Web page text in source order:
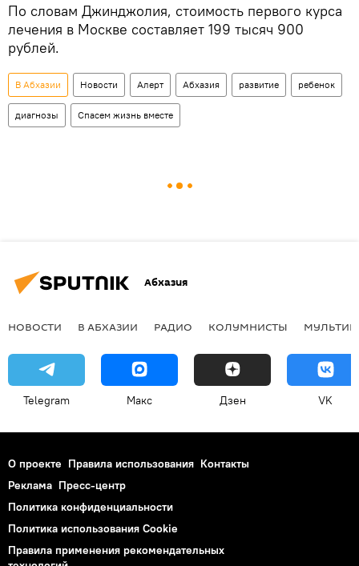
По словам Джинджолия, стоимость первого курса
лечения в Москве составляет 199 тысяч 900
рублей.
В Абхазии Новости Aлерт Абхазия развитие ребенок
диагнозы Спасем жизнь вместе
Абхазия
НОВОСТИ В АБХАЗИИ РАДИО КОЛУМНИСТЫ
Telegram Макс Дзен VK
О проекте Правила использования Контакты
Реклама Пресс-центр
Политика конфиденциальности
Политика использования Cookie
Правила применения рекомендательных